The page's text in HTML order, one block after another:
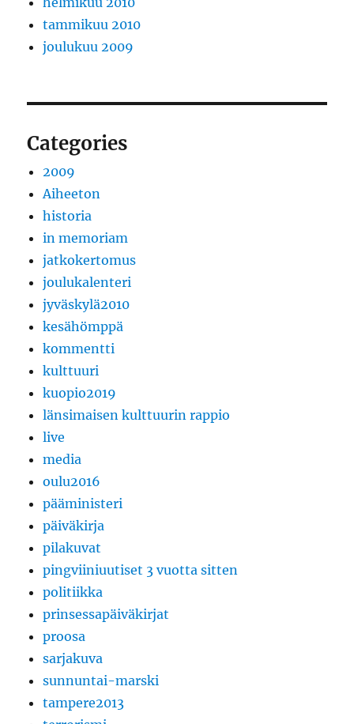
tammikuu 2010
joulukuu 2009
Categories
2009
Aiheeton
historia
in memoriam
jatkokertomus
joulukalenteri
jyväskylä2010
kesähömppä
kommentti
kulttuuri
kuopio2019
länsimaisen kulttuurin rappio
live
media
oulu2016
pääministeri
päiväkirja
pilakuvat
pingviiniuutiset 3 vuotta sitten
politiikka
prinsessapäiväkirjat
proosa
sarjakuva
sunnuntai-marski
tampere2013